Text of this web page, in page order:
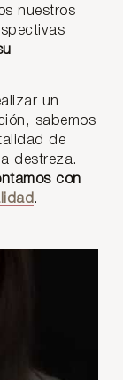
nuestros
un
sabemos
de
destreza.
con
.